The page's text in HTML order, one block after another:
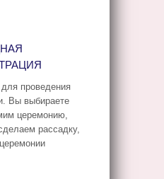
проведения
Вы выбираете
церемонию,
рассадку,